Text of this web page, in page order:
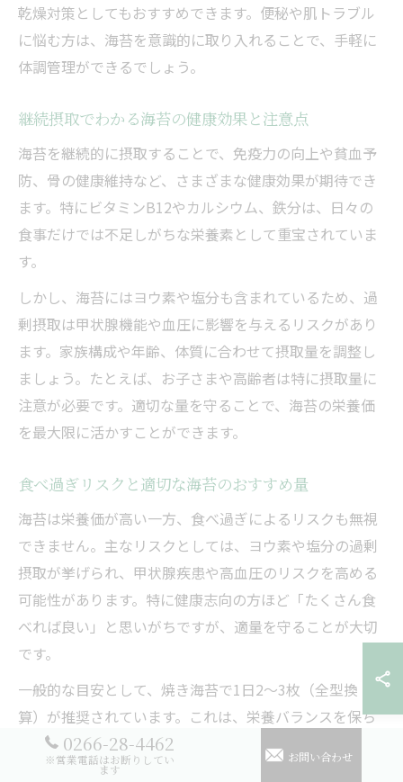
乾燥対策としてもおすすめできます。便秘や肌トラブル
に悩む方は、海苔を意識的に取り入れることで、手軽に
体調管理ができるでしょう。
継続摂取でわかる海苔の健康効果と注意点
海苔を継続的に摂取することで、免疫力の向上や貧血予
防、骨の健康維持など、さまざまな健康効果が期待でき
ます。特にビタミンB12やカルシウム、鉄分は、日々の
食事だけでは不足しがちな栄養素として重宝されていま
す。
しかし、海苔にはヨウ素や塩分も含まれているため、過
剰摂取は甲状腺機能や血圧に影響を与えるリスクがあり
ます。家族構成や年齢、体質に合わせて摂取量を調整し
ましょう。たとえば、お子さまや高齢者は特に摂取量に
注意が必要です。適切な量を守ることで、海苔の栄養価
を最大限に活かすことができます。
食べ過ぎリスクと適切な海苔のおすすめ量
海苔は栄養価が高い一方、食べ過ぎによるリスクも無視
できません。主なリスクとしては、ヨウ素や塩分の過剰
摂取が挙げられ、甲状腺疾患や高血圧のリスクを高める
可能性があります。特に健康志向の方ほど「たくさん食
べれば良い」と思いがちですが、適量を守ることが大切
です。
一般的な目安として、焼き海苔で1日2～3枚（全型換
算）が推奨されています。これは、栄養バランスを保ち
つつリスクを避けるための量です。体質や年齢によって
も適量は異なるため、体調や家族構成に合わせて調整し
0266-28-4462
※営業電話はお断りしてい
ます
お問い合わせ